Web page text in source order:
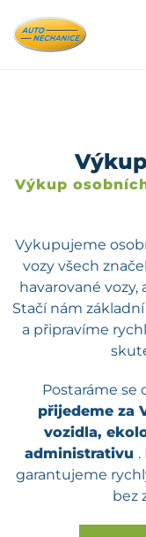
Výkup
Vykupujeme
vozy všech
havarované
Stačí nám
a připravíme
Postaráme
přijedeme za
vozidla,
administrativu
garantujeme
bez